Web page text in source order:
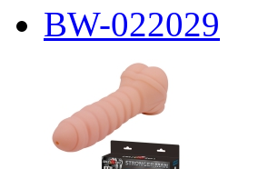
BW-022029